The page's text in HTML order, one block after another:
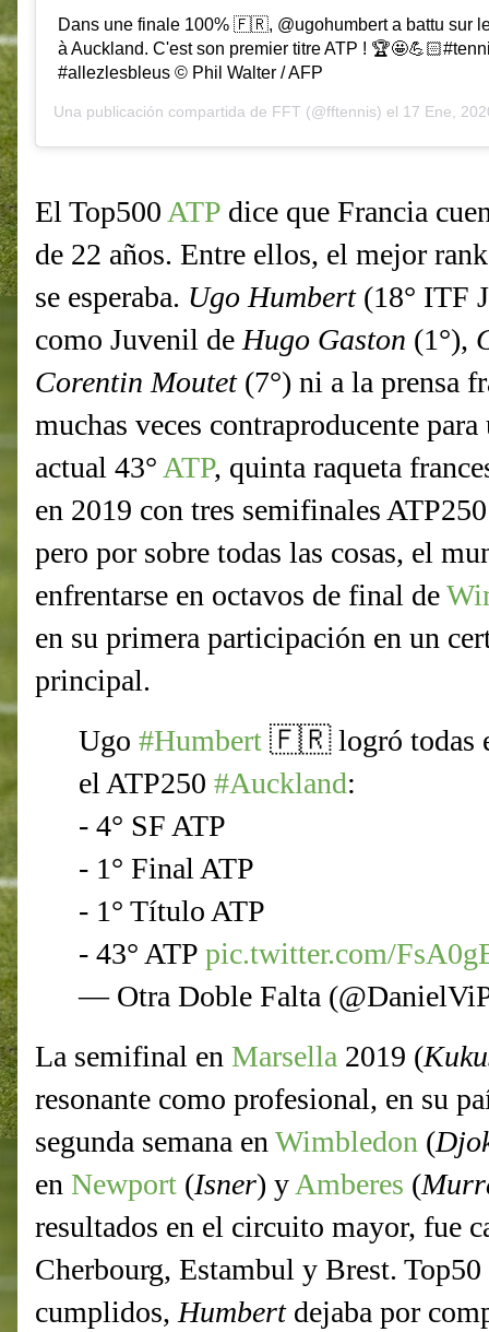
Dans une finale 100% 🇫🇷, @ugohumbert a battu sur
à Auckland. C'est son premier titre ATP !
#allezlesbleus © Phil Walter / AFP
Una publicación compartida de FFT (@fftennis) el 17 Ene,
El Top500ATP dice que Francia
de 22 años. Entre ellos, el mejor
se esperaba. Ugo Humbert(18° ITF
como Juvenil deHugo Gaston (1°),
Corentin Moutet(7°) ni a la prensa
muchas veces contraproducente
actual 43°ATP, quinta raqueta
en 2019 con tres semifinales
pero por sobre todas las cosas, el
enfrentarse en octavos de final de
en su primera participación en un
principal.
Ugo #Humbert 🇫🇷 logró todas
el ATP250 #Auckland:
- 4° SF ATP
- 1° Final ATP
- 1° Título ATP
- 43° ATP pic.twitter.com/
— Otra Doble Falta
La semifinal en Marsella 2019 (
resonante como profesional, en su
segunda semana enWimbledon (
en Newport (Isner) yAmberes (
resultados en el circuito mayor, fue
Cherbourg, Estambul y Brest.
cumplidos,Humbert dejaba por